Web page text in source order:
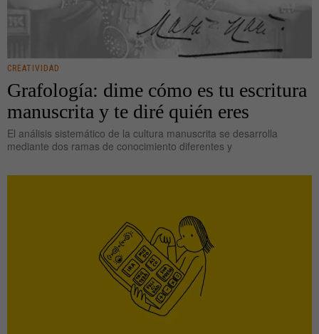
CREATIVIDAD
Grafología: dime cómo es tu escritura
manuscrita y te diré quién eres
El análisis sistemático de la cultura manuscrita se desarrolla
mediante dos ramas de conocimiento diferentes y